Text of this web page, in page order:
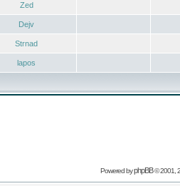
Zed
Dejv
Strnad
lapos
Powered byphpBB© 2001,